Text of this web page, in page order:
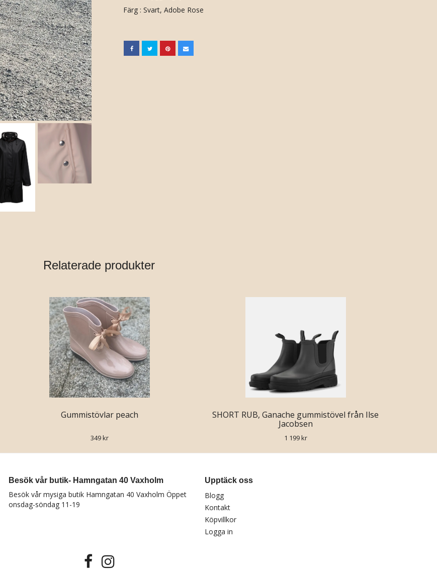
Färg : Svart, Adobe Rose
Relaterade produkter
Gummistövlar peach
349 kr
SHORT RUB, Ganache gummistövel från Ilse
Jacobsen
1 199 kr
Besök vår butik- Hamngatan 40 Vaxholm
Besök vår mysiga butik Hamngatan 40 Vaxholm Öppet
onsdag-söndag 11-19
Upptäck oss
Blogg
Kontakt
Köpvillkor
Logga in